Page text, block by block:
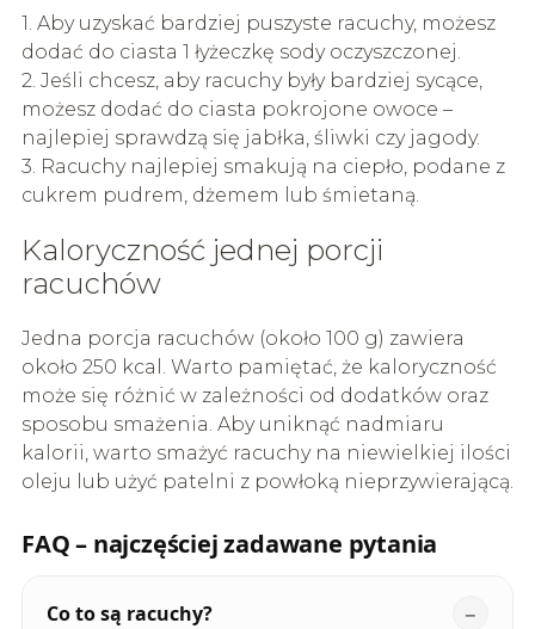
1. Aby uzyskać bardziej puszyste racuchy, możesz
dodać do ciasta 1 łyżeczkę sody oczyszczonej.
2. Jeśli chcesz, aby racuchy były bardziej sycące,
możesz dodać do ciasta pokrojone owoce –
najlepiej sprawdzą się jabłka, śliwki czy jagody.
3. Racuchy najlepiej smakują na ciepło, podane z
cukrem pudrem, dżemem lub śmietaną.
Kaloryczność jednej porcji
racuchów
Jedna porcja racuchów (około 100 g) zawiera
około 250 kcal. Warto pamiętać, że kaloryczność
może się różnić w zależności od dodatków oraz
sposobu smażenia. Aby uniknąć nadmiaru
kalorii, warto smażyć racuchy na niewielkiej ilości
oleju lub użyć patelni z powłoką nieprzywierającą.
FAQ – najczęściej zadawane pytania
Co to są racuchy?